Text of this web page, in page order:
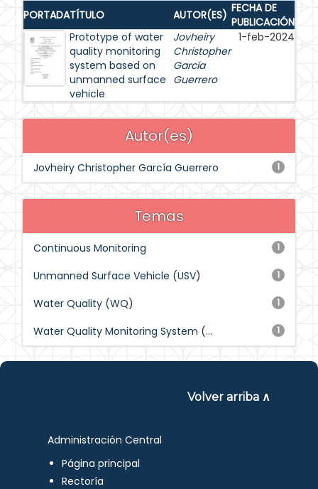
PORTADATÍTULO AUTOR(ES) FECHA DE
PUBLICACIÓN
Prototype of water
quality monitoring
system based on
unmanned surface
vehicle
Jovheiry
Christopher
García
Guerrero
1-feb-2024
Autor(es)
1
Jovheiry Christopher García Guerrero
Temas
1
Continuous Monitoring
1
Unmanned Surface Vehicle (USV)
1
Water Quality (WQ)
1
Water Quality Monitoring System (...
Volver arriba ∧
Administración Central
Página principal
Rectoría